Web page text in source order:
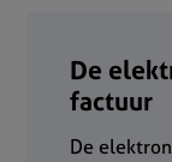
De
factuur
De